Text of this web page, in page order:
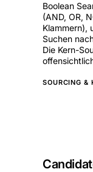
Boolean
(AND, OR,
Klammern),
Suchen
Die Kern-
SOURCING &